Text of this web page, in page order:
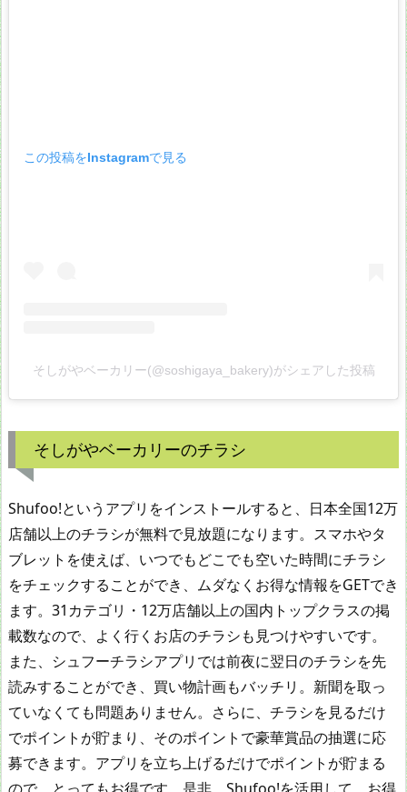
この投稿をInstagramで見る
そしがやベーカリー(@soshigaya_bakery)がシェアした投稿
そしがやベーカリーのチラシ
Shufoo!というアプリをインストールすると、日本全国12万
店舗以上のチラシが無料で見放題になります。スマホやタ
ブレットを使えば、いつでもどこでも空いた時間にチラシ
をチェックすることができ、ムダなくお得な情報をGETでき
ます。31カテゴリ・12万店舗以上の国内トップクラスの掲
載数なので、よく行くお店のチラシも見つけやすいです。
また、シュフーチラシアプリでは前夜に翌日のチラシを先
読みすることができ、買い物計画もバッチリ。新聞を取っ
ていなくても問題ありません。さらに、チラシを見るだけ
でポイントが貯まり、そのポイントで豪華賞品の抽選に応
募できます。アプリを立ち上げるだけでポイントが貯まる
ので、とってもお得です。是非、Shufoo!を活用して、お得